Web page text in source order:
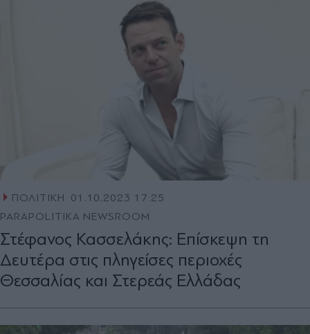
ΠΟΛΙΤΙΚΗ
01.10.2023 17:25
PARAPOLITIKA NEWSROOM
Στέφανος Κασσελάκης: Επίσκεψη τη
Δευτέρα στις πληγείσες περιοχές
Θεσσαλίας και Στερεάς Ελλάδας